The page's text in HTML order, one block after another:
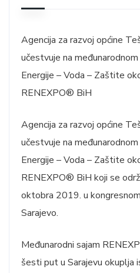
Agencija za razvoj općine
učestvuje na
Energije – Voda – Zaštite
RENEXPO® BiH
Agencija za razvoj općine
učestvuje na
Energije – Voda – Zaštite
RENEXPO® BiH koji se
oktobra 2019. u
Sarajevo.
Međunarodni sajam
šesti put u Sarajevu okuplja